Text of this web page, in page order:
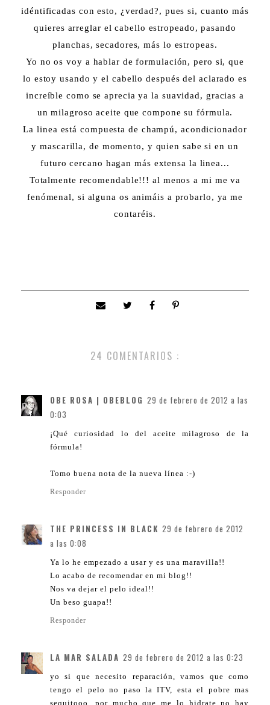
idéntificadas con esto, ¿verdad?, pues si, cuanto más
quieres arreglar el cabello estropeado, pasando
planchas, secadores, más lo estropeas.
Yo no os voy a hablar de formulación, pero si, que
lo estoy usando y el cabello después del aclarado es
increíble como se aprecia ya la suavidad, gracias a
un milagroso aceite que compone su fórmula.
La linea está compuesta de champú, acondicionador
y mascarilla, de momento, y quien sabe si en un
futuro cercano hagan más extensa la linea...
Totalmente recomendable!!! al menos a mi me va
fenómenal, si alguna os animáis a probarlo, ya me
contaréis.
24 COMENTARIOS :
OBE ROSA | OBEBLOG 29 de febrero de 2012 a las
0:03
¡Qué curiosidad lo del aceite milagroso de la
fórmula!
Tomo buena nota de la nueva línea :-)
Responder
THE PRINCESS IN BLACK 29 de febrero de 2012
a las 0:08
Ya lo he empezado a usar y es una maravilla!!
Lo acabo de recomendar en mi blog!!
Nos va dejar el pelo ideal!!
Un beso guapa!!
Responder
LA MAR SALADA 29 de febrero de 2012 a las 0:23
yo si que necesito reparación, vamos que como
tengo el pelo no paso la ITV, esta el pobre mas
sequitooo, por mucho que me lo hidrate no hay